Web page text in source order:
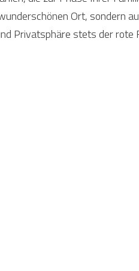
Ort, sondern
Privatsphäre stets der rote